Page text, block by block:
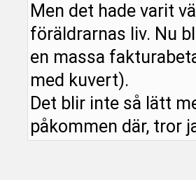
Men det hade varit
föräldrarnas liv. Nu
en massa
med kuvert).
Det blir inte så lätt
påkommen där, tror